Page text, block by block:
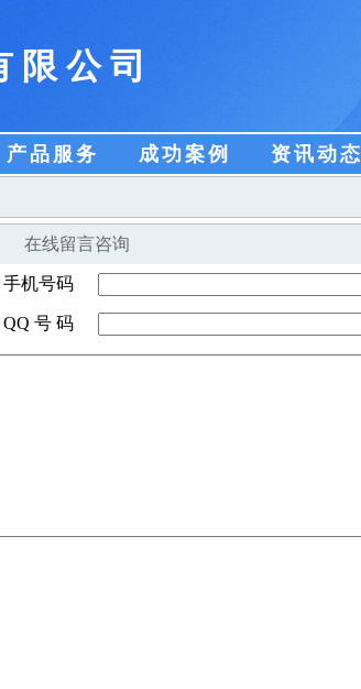
公司
产品服务 成功案例 资讯动态
在线留言咨询
手机号码
QQ 号 码